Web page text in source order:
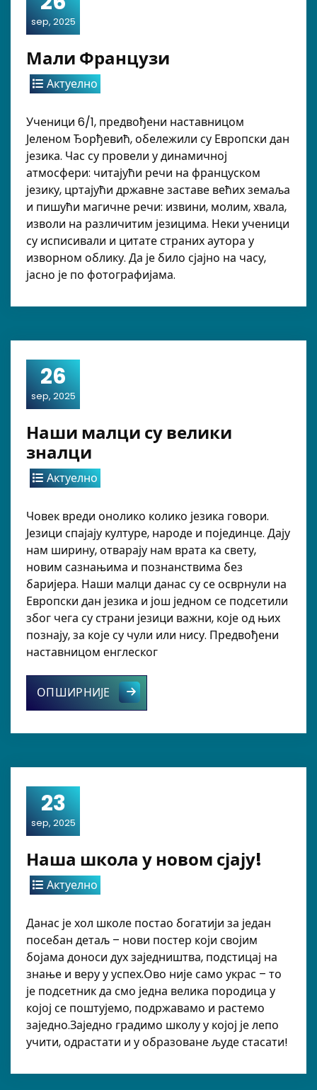
sep, 2025
Мали Французи
Актуелно
Ученици 6/1, предвођени наставницом
Јеленом Ђорђевић, обележили су Европски дан
језика. Час су провели у динамичној
атмосфери: читајући речи на француском
језику, цртајући државне заставе већих земаља
и пишући магичне речи: извини, молим, хвала,
изволи на различитим језицима. Неки ученици
су исписивали и цитате страних аутора у
изворном облику. Да је било сјајно на часу,
јасно је по фотографијама.
26
sep, 2025
Наши малци су велики
зналци
Актуелно
Човек вреди онолико колико језика говори.
Језици спајају културе, народе и појединце. Дају
нам ширину, отварају нам врата ка свету,
новим сазнањима и познанствима без
баријера. Наши малци данас су се осврнули на
Европски дан језика и још једном се подсетили
због чега су страни језици важни, које од њих
познају, за које су чули или нису. Предвођени
наставницом енглеског
ОПШИРНИЈЕ Наши малци су велики зналци
23
sep, 2025
Наша школа у новом сјају!
Актуелно
Данас је хол школе постао богатији за један
посебан детаљ – нови постер који својим
бојама доноси дух заједништва, подстицај на
знање и веру у успех.Ово није само украс – то
је подсетник да смо једна велика породица у
којој се поштујемо, подржавамо и растемо
заједно.Заједно градимо школу у којој је лепо
учити, одрастати и у образоване људе стасати!